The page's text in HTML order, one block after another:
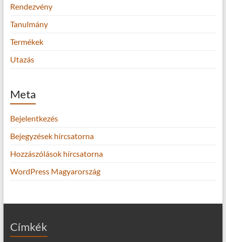
Rendezvény
Tanulmány
Termékek
Utazás
Meta
Bejelentkezés
Bejegyzések hírcsatorna
Hozzászólások hírcsatorna
WordPress Magyarország
Címkék